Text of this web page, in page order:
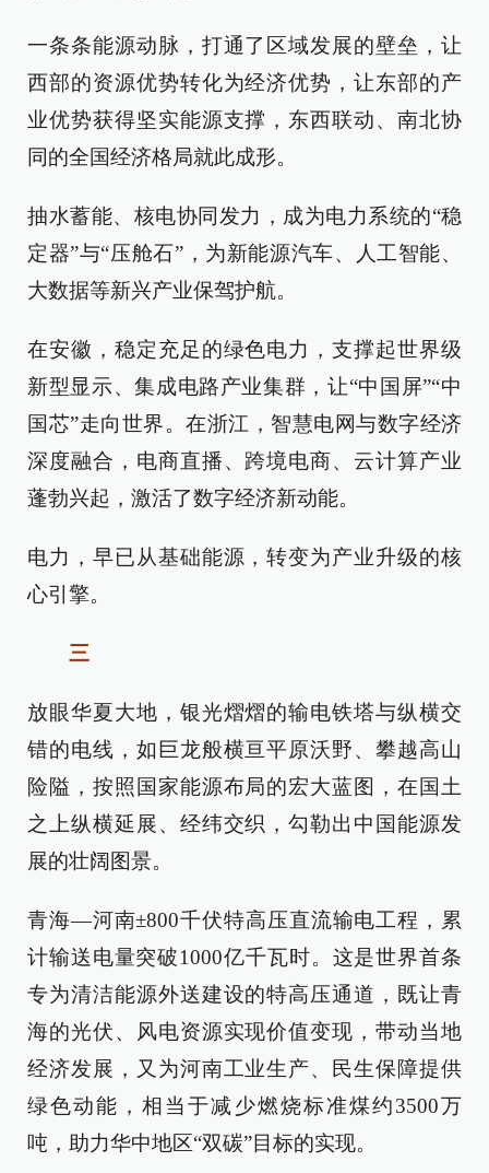
一条条能源动脉，打通了区域发展的壁垒，让
西部的资源优势转化为经济优势，让东部的产
业优势获得坚实能源支撑，东西联动、南北协
同的全国经济格局就此成形。
抽水蓄能、核电协同发力，成为电力系统的“稳
定器”与“压舱石”，为新能源汽车、人工智能、
大数据等新兴产业保驾护航。
在安徽，稳定充足的绿色电力，支撑起世界级
新型显示、集成电路产业集群，让“中国屏”“中
国芯”走向世界。在浙江，智慧电网与数字经济
深度融合，电商直播、跨境电商、云计算产业
蓬勃兴起，激活了数字经济新动能。
电力，早已从基础能源，转变为产业升级的核
心引擎。
三
放眼华夏大地，银光熠熠的输电铁塔与纵横交
错的电线，如巨龙般横亘平原沃野、攀越高山
险隘，按照国家能源布局的宏大蓝图，在国土
之上纵横延展、经纬交织，勾勒出中国能源发
展的壮阔图景。
青海—河南±800千伏特高压直流输电工程，累
计输送电量突破1000亿千瓦时。这是世界首条
专为清洁能源外送建设的特高压通道，既让青
海的光伏、风电资源实现价值变现，带动当地
经济发展，又为河南工业生产、民生保障提供
绿色动能，相当于减少燃烧标准煤约3500万
吨，助力华中地区“双碳”目标的实现。